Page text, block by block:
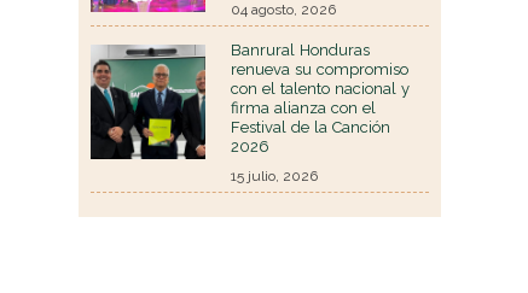
04 agosto, 2026
Banrural Honduras
renueva su compromiso
con el talento nacional y
firma alianza con el
Festival de la Canción
2026
15 julio, 2026